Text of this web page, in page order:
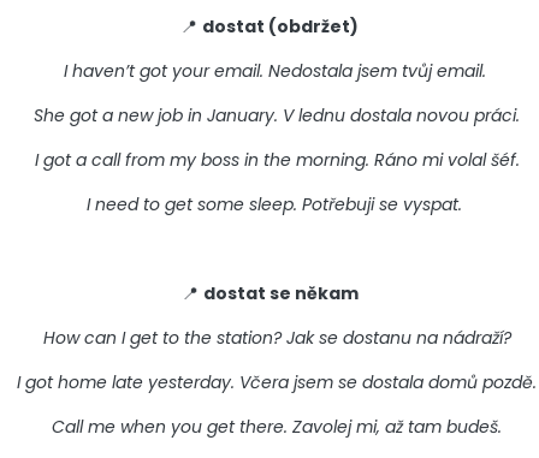
📍 dostat (obdržet)
I haven’t got your email. Nedostala jsem tvůj email.
She got a new job in January. V lednu dostala novou práci.
I got a call from my boss in the morning. Ráno mi volal šéf.
I need to get some sleep. Potřebuji se vyspat.
📍 dostat se někam
How can I get to the station? Jak se dostanu na nádraží?
I got home late yesterday. Včera jsem se dostala domů pozdě.
Call me when you get there. Zavolej mi, až tam budeš.